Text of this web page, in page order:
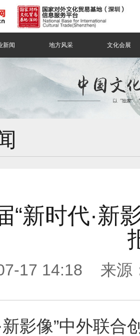
新闻 地方风采 文化会展
“新时代·新
17 14:18 来源
新影像”中外联